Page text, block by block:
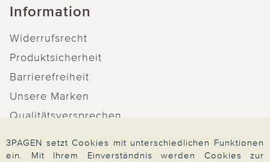
Information
Widerrufsrecht
Produktsicherheit
Barrierefreiheit
Unsere Marken
Qualitätsversprechen
3PAGEN setzt Cookies mit unterschiedlichen Funktionen
ein. Mit Ihrem Einverständnis werden Cookies zur